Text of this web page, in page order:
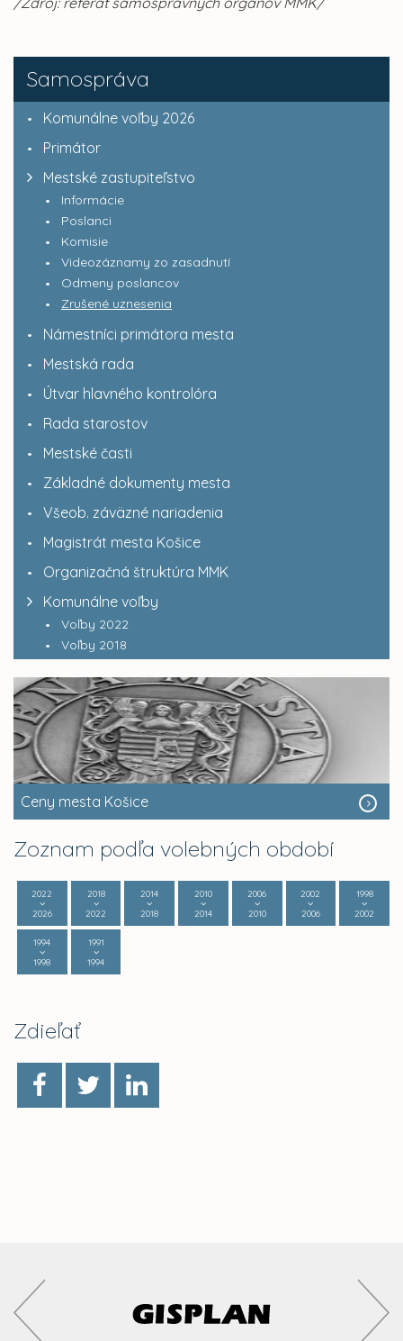
Samospráva
Komunálne voľby 2026
Primátor
Mestské zastupiteľstvo
Informácie
Poslanci
Komisie
Videozáznamy zo zasadnutí
Odmeny poslancov
Zrušené uznesenia
Námestníci primátora mesta
Mestská rada
Útvar hlavného kontrolóra
Rada starostov
Mestské časti
Základné dokumenty mesta
Všeob. záväzné nariadenia
Magistrát mesta Košice
Organizačná štruktúra MMK
Komunálne voľby
Voľby 2022
Voľby 2018
Ceny mesta Košice
Zoznam podľa volebných období
2022
2026
2018
2022
2014
2018
2010
2014
2006
2010
2002
2006
1998
2002
1994
1998
1991
1994
Zdieľať